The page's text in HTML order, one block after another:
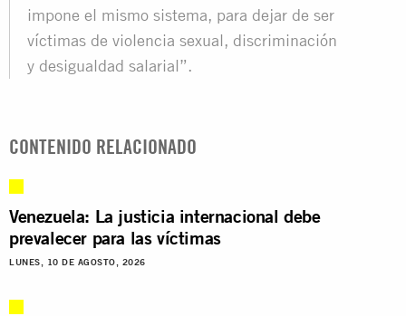
impone el mismo sistema, para dejar de ser
víctimas de violencia sexual, discriminación
y desigualdad salarial”.
CONTENIDO RELACIONADO
Venezuela: La justicia internacional debe
prevalecer para las víctimas
LUNES, 10 DE AGOSTO, 2026